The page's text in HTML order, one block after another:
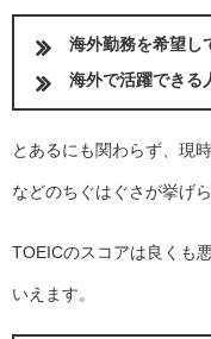
海外勤務を希望し
海外で活躍できる
とあるにも関わらず、現
などのちぐはぐさが挙げ
TOEICのスコアは良くも
いえます。